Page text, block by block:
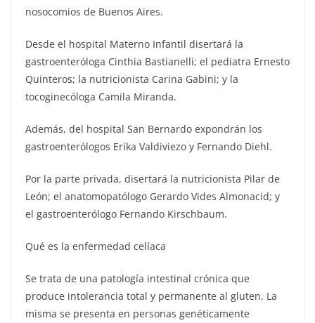
nosocomios de Buenos Aires.
Desde el hospital Materno Infantil disertará la
gastroenteróloga Cinthia Bastianelli; el pediatra Ernesto
Quinteros; la nutricionista Carina Gabini; y la
tocoginecóloga Camila Miranda.
Además, del hospital San Bernardo expondrán los
gastroenterólogos Erika Valdiviezo y Fernando Diehl.
Por la parte privada, disertará la nutricionista Pilar de
León; el anatomopatólogo Gerardo Vides Almonacid; y
el gastroenterólogo Fernando Kirschbaum.
Qué es la enfermedad celíaca
Se trata de una patología intestinal crónica que
produce intolerancia total y permanente al gluten. La
misma se presenta en personas genéticamente